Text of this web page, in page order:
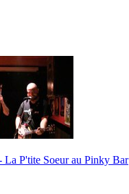
La P'tite Soeur au Pinky Bar